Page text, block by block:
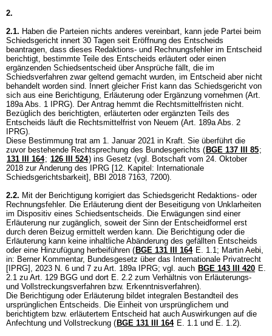
2.
2.1. Haben die Parteien nichts anderes vereinbart, kann jede Partei beim
Schiedsgericht innert 30 Tagen seit Eröffnung des Entscheids
beantragen, dass dieses Redaktions- und Rechnungsfehler im Entscheid
berichtigt, bestimmte Teile des Entscheids erläutert oder einen
ergänzenden Schiedsentscheid über Ansprüche fällt, die im
Schiedsverfahren zwar geltend gemacht wurden, im Entscheid aber nicht
behandelt worden sind. Innert gleicher Frist kann das Schiedsgericht von
sich aus eine Berichtigung, Erläuterung oder Ergänzung vornehmen (Art.
189a Abs. 1 IPRG). Der Antrag hemmt die Rechtsmittelfristen nicht.
Bezüglich des berichtigten, erläuterten oder ergänzten Teils des
Entscheids läuft die Rechtsmittelfrist von Neuem (Art. 189a Abs. 2
IPRG).
Diese Bestimmung trat am 1. Januar 2021 in Kraft. Sie überführt die
zuvor bestehende Rechtsprechung des Bundesgerichts ( BGE 137 III 85;
131 III 164; 126 III 524) ins Gesetz (vgl. Botschaft vom 24. Oktober
2018 zur Änderung des IPRG [12. Kapitel: Internationale
Schiedsgerichtsbarkeit], BBl 2018 7163, 7200).
2.2. Mit der Berichtigung korrigiert das Schiedsgericht Redaktions- oder
Rechnungsfehler. Die Erläuterung dient der Beseitigung von Unklarheiten
im Dispositiv eines Schiedsentscheids. Die Erwägungen sind einer
Erläuterung nur zugänglich, soweit der Sinn der Entscheidformel erst
durch deren Beizug ermittelt werden kann. Die Berichtigung oder die
Erläuterung kann keine inhaltliche Abänderung des gefällten Entscheids
oder eine Hinzufügung herbeiführen ( BGE 131 III 164 E. 1.1; Martin Aebi,
in: Berner Kommentar, Bundesgesetz über das Internationale Privatrecht
[IPRG], 2023 N. 6 und 7 zu Art. 189a IPRG; vgl. auch BGE 143 III 420 E.
2.1 zu Art. 129 BGG und dort E. 2.2 zum Verhältnis von Erläuterungs-
und Vollstreckungsverfahren bzw. Erkenntnisverfahren).
Die Berichtigung oder Erläuterung bildet integralen Bestandteil des
ursprünglichen Entscheids. Die Einheit von ursprünglichem und
berichtigtem bzw. erläutertem Entscheid hat auch Auswirkungen auf die
Anfechtung und Vollstreckung ( BGE 131 III 164 E. 1.1 und E. 1.2).